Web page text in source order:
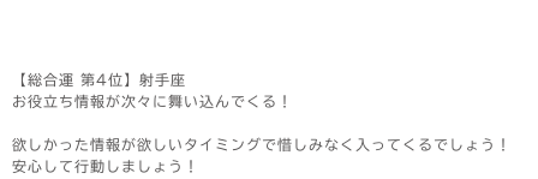
【総合運 第4位】射手座
お役立ち情報が次々に舞い込んでくる！
欲しかった情報が欲しいタイミングで惜しみなく入ってくるでしょう！
安心して行動しましょう！